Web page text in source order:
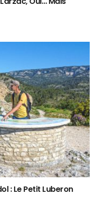
: Le Petit Luberon